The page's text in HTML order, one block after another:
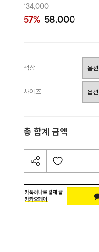
134,000
57% 58,000
색상
사이즈
총 합계 금액